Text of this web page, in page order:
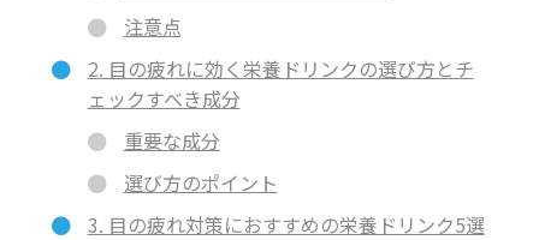
注意点
2. 目の疲れに効く栄養ドリンクの選び方とチ
ェックすべき成分
重要な成分
選び方のポイント
3. 目の疲れ対策におすすめの栄養ドリンク5選